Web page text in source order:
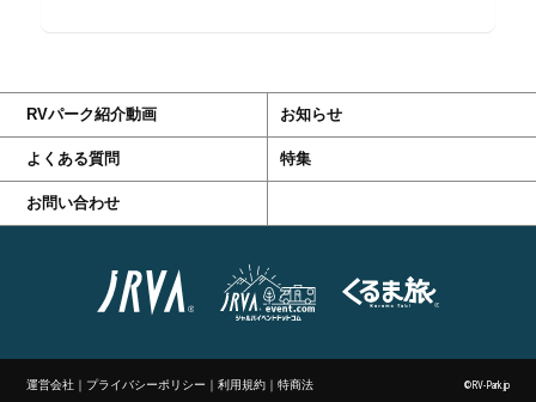
RVパーク紹介動画 お知らせ
よくある質問 特集
お問い合わせ
運営会社 ｜ プライバシーポリシー ｜利用規約 ｜特商法 ©RV-Park.jp